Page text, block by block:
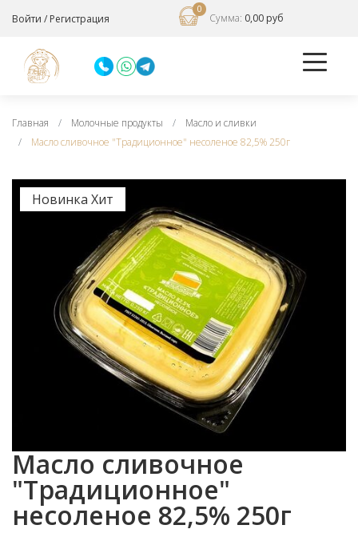
Войти / Регистрация
0
Сумма: 0,00 руб
Главная Молочные продукты
Масло и сливки
Масло сливочное "Традиционное" несоленое 82,5% 250г
Новинка Хит
Масло сливочное
"Традиционное"
несоленое 82,5% 250г